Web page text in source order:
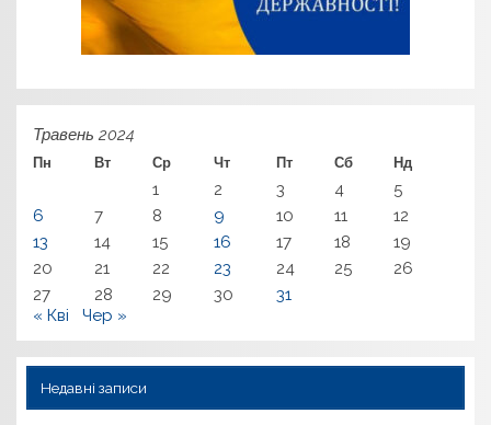
Травень 2024
Пн Вт Ср Чт Пт Сб Нд
1 2 3 4
5
6
7 8 9 10 11
12
13
14 15 16 17 18
19
20
21 22 23 24 25
26
27
28 29 30
31
« Кві
Чер »
Недавні записи